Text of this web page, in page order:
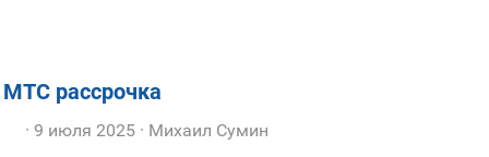
МТС рассрочка
9 июля 2025
Михаил Сумин